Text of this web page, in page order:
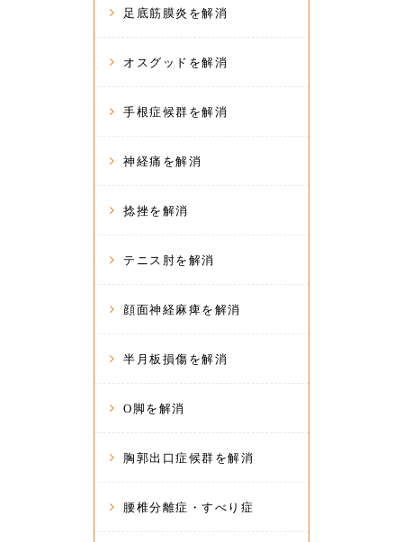
足底筋膜炎を解消
オスグッドを解消
手根症候群を解消
神経痛を解消
捻挫を解消
テニス肘を解消
顔面神経麻痺を解消
半月板損傷を解消
O脚を解消
胸郭出口症候群を解消
腰椎分離症・すべり症